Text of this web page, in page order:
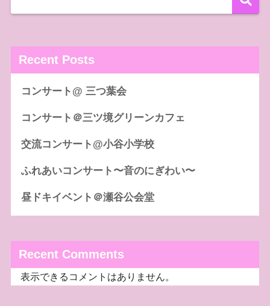
Recent Posts
コンサート@ 三つ葉会
コンサート＠三ツ境グリーンカフェ
交流コンサート@小谷小学校
ふれあいコンサート〜音のにぎわい〜
昼ドキイベント＠瀬谷公会堂
Recent Comments
表示できるコメントはありません。